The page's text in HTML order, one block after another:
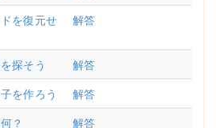
を復元せ
解答
探そう
解答
を作ろう
解答
？ 解答